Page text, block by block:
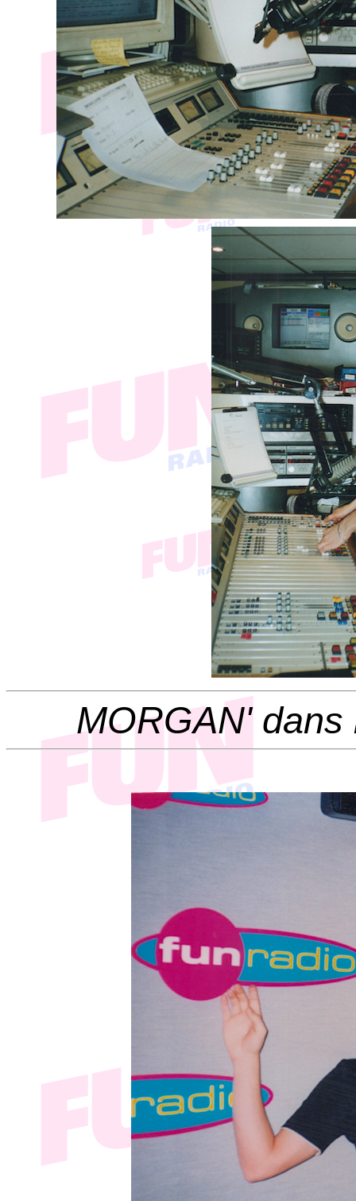
MORGAN'